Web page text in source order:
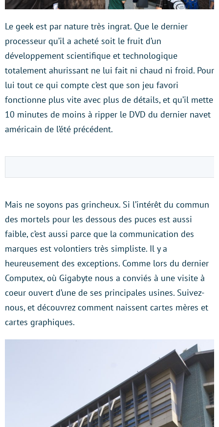
Le geek est par nature très ingrat. Que le dernier
processeur qu’il a acheté soit le fruit d’un
développement scientifique et technologique
totalement ahurissant ne lui fait ni chaud ni froid. Pour
lui tout ce qui compte c’est que son jeu favori
fonctionne plus vite avec plus de détails, et qu’il mette
10 minutes de moins à ripper le DVD du dernier navet
américain de l’été précédent.
Mais ne soyons pas grincheux. Si l’intérêt du commun
des mortels pour les dessous des puces est aussi
faible, c’est aussi parce que la communication des
marques est volontiers très simpliste. Il y a
heureusement des exceptions. Comme lors du dernier
Computex, où Gigabyte nous a conviés à une visite à
coeur ouvert d’une de ses principales usines. Suivez-
nous, et découvrez comment naissent cartes mères et
cartes graphiques.